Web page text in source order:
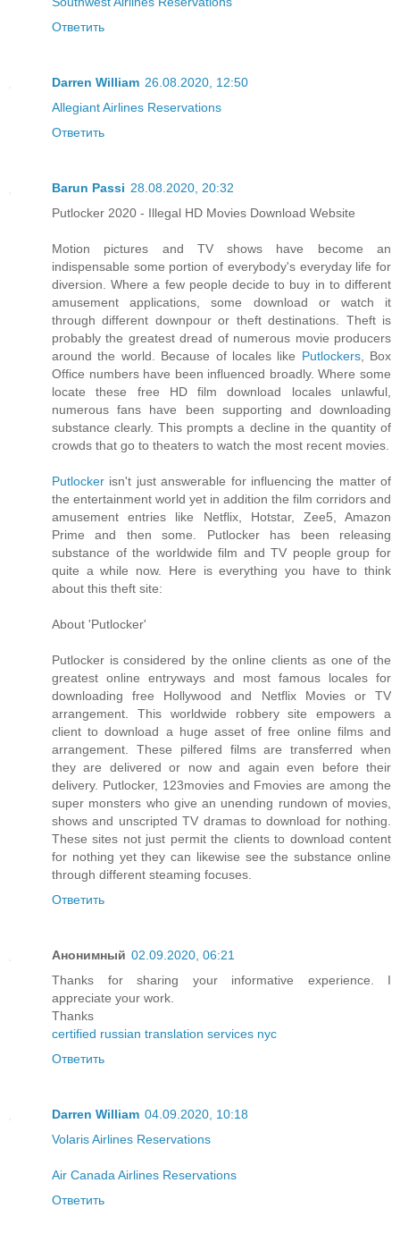
Ответить
Darren William 26.08.2020, 12:50
Allegiant Airlines Reservations
Ответить
Barun Passi 28.08.2020, 20:32
Putlocker 2020 - Illegal HD Movies Download Website
Motion pictures and TV shows have become an
indispensable some portion of everybody's everyday life for
diversion. Where a few people decide to buy in to different
amusement applications, some download or watch it
through different downpour or theft destinations. Theft is
probably the greatest dread of numerous movie producers
around the world. Because of locales like Putlockers, Box
Office numbers have been influenced broadly. Where some
locate these free HD film download locales unlawful,
numerous fans have been supporting and downloading
substance clearly. This prompts a decline in the quantity of
crowds that go to theaters to watch the most recent movies.
Putlocker isn't just answerable for influencing the matter of
the entertainment world yet in addition the film corridors and
amusement entries like Netflix, Hotstar, Zee5, Amazon
Prime and then some. Putlocker has been releasing
substance of the worldwide film and TV people group for
quite a while now. Here is everything you have to think
about this theft site:
About 'Putlocker'
Putlocker is considered by the online clients as one of the
greatest online entryways and most famous locales for
downloading free Hollywood and Netflix Movies or TV
arrangement. This worldwide robbery site empowers a
client to download a huge asset of free online films and
arrangement. These pilfered films are transferred when
they are delivered or now and again even before their
delivery. Putlocker, 123movies and Fmovies are among the
super monsters who give an unending rundown of movies,
shows and unscripted TV dramas to download for nothing.
These sites not just permit the clients to download content
for nothing yet they can likewise see the substance online
through different steaming focuses.
Ответить
Анонимный 02.09.2020, 06:21
Thanks for sharing your informative experience. I
appreciate your work.
Thanks
certified russian translation services nyc
Ответить
Darren William 04.09.2020, 10:18
Volaris Airlines Reservations
Air Canada Airlines Reservations
Ответить